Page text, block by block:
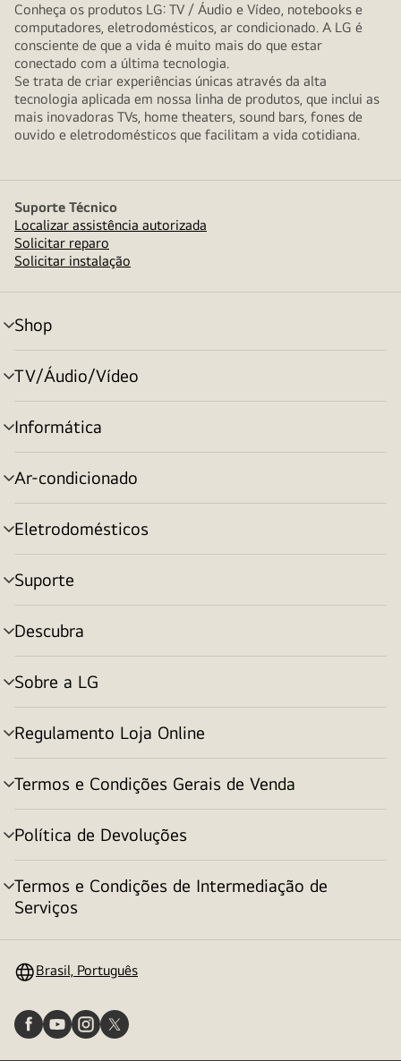
Conheça os produtos LG: TV / Áudio e Vídeo, notebooks e
computadores, eletrodomésticos, ar condicionado. A LG é
consciente de que a vida é muito mais do que estar
conectado com a última tecnologia.
Se trata de criar experiências únicas através da alta
tecnologia aplicada em nossa linha de produtos, que inclui as
mais inovadoras TVs, home theaters, sound bars, fones de
ouvido e eletrodomésticos que facilitam a vida cotidiana.
Suporte Técnico
Localizar assistência autorizada
Solicitar reparo
Solicitar instalação
Shop
alternar
menu
TV/Áudio/Vídeo
alternar
menu
Informática
alternar
menu
Ar-condicionado
alternar
menu
Eletrodomésticos
alternar
menu
Suporte
alternar
menu
Descubra
alternar
menu
Sobre a LG
alternar
menu
Regulamento Loja Online
alternar
menu
Termos e Condições Gerais de Venda
alternar
menu
Política de Devoluções
alternar
menu
Termos e Condições de Intermediação de
Serviços
alternar
Brasil, Português